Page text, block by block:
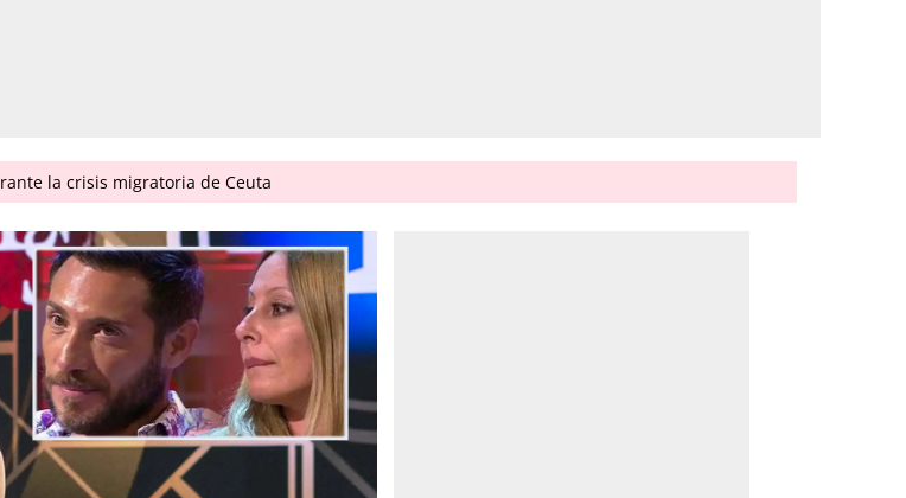
la crisis migratoria de Ceuta